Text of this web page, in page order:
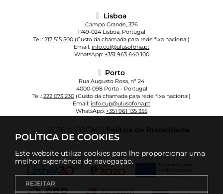
POLÍTICA DE COOKIES
Este website utiliza cookies para lhe proporcionar uma
melhor experiência de navegação.
REJEITAR
Lisboa
Campo Grande, 376
1749-024 Lisboa, Portugal
Tel.: 217 515 500 (Custo da chamada para rede fixa nacional)
Email: info.cul@ulusofona.pt
WhatsApp: +351 963 640 100
Porto
Rua Augusto Rosa, nº 24
4000-098 Porto - Portugal
Tel.: 222 073 230 (Custo da chamada para rede fixa nacional)
Email: info.cup@ulusofona.pt
WhatsApp: +351 961 135 355
2026 © COFAC | Política de Privacidade